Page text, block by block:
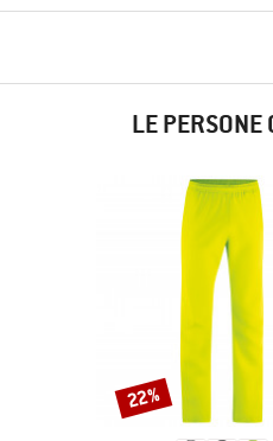
LE
Sconto
22%